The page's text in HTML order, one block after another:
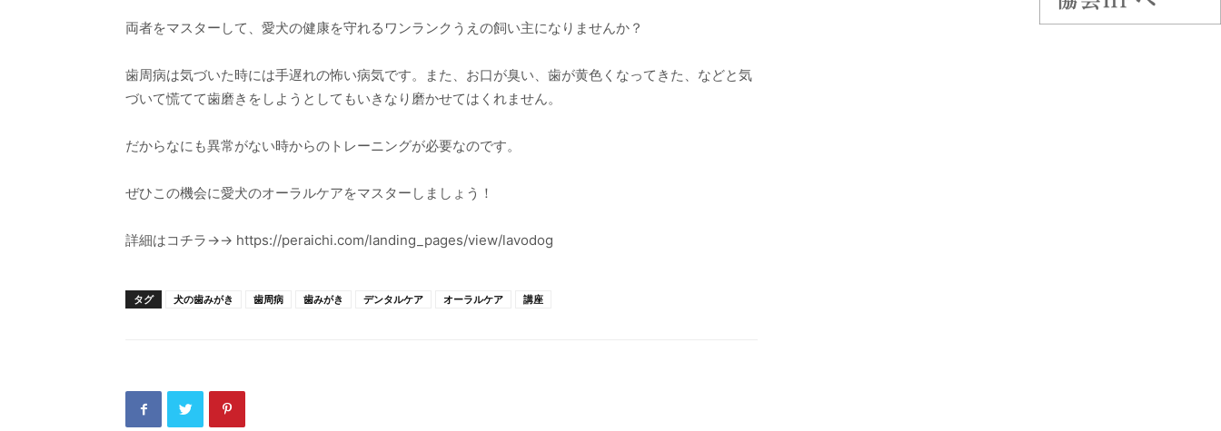
両者をマスターして、愛犬の健康を守れるワンランクうえの飼い主になりませんか？
歯周病は気づいた時には手遅れの怖い病気です。また、お口が臭い、歯が黄色くなってきた、などと気
づいて慌てて歯磨きをしようとしてもいきなり磨かせてはくれません。
だからなにも異常がない時からのトレーニングが必要なのです。
ぜひこの機会に愛犬のオーラルケアをマスターしましょう！
詳細はコチラ→→ https://peraichi.com/landing_pages/view/lavodog
タグ 犬の歯みがき 歯周病 歯みがき デンタルケア オーラルケア 講座